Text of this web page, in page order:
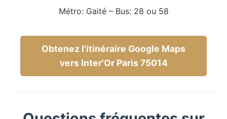
Métro: Gaité – Bus: 28 ou 58
Obtenez l'itinéraire Google Maps
vers Inter'Or Paris 75014